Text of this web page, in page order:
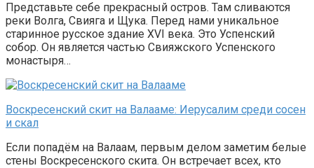
Представьте себе прекрасный остров. Там сливаются
реки Волга, Свияга и Щука. Перед нами уникальное
старинное русское здание XVI века. Это Успенский
собор. Он является частью Свияжского Успенского
монастыря…
Воскресенский скит на Валааме: Иерусалим среди сосен
и скал
Если попадём на Валаам, первым делом заметим белые
стены Воскресенского скита. Он встречает всех, кто